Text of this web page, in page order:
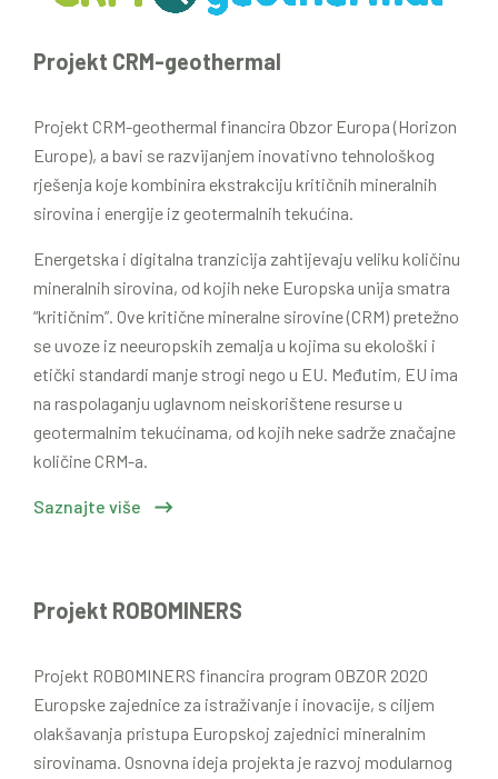
Projekt CRM-geothermal
Projekt CRM-geothermal financira Obzor Europa (Horizon
Europe), a bavi se razvijanjem inovativno tehnološkog
rješenja koje kombinira ekstrakciju kritičnih mineralnih
sirovina i energije iz geotermalnih tekućina.
Energetska i digitalna tranzicija zahtijevaju veliku količinu
mineralnih sirovina, od kojih neke Europska unija smatra
“kritičnim”. Ove kritične mineralne sirovine (CRM) pretežno
se uvoze iz neeuropskih zemalja u kojima su ekološki i
etički standardi manje strogi nego u EU. Međutim, EU ima
na raspolaganju uglavnom neiskorištene resurse u
geotermalnim tekućinama, od kojih neke sadrže značajne
količine CRM-a.
Saznajte više
Projekt ROBOMINERS
Projekt ROBOMINERS financira program OBZOR 2020
Europske zajednice za istraživanje i inovacije, s ciljem
olakšavanja pristupa Europskoj zajednici mineralnim
sirovinama. Osnovna ideja projekta je razvoj modularnog